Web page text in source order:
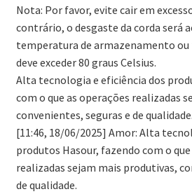
Nota: Por favor, evite cair em
contrário, o desgaste da corda será
temperatura de armazenamento
deve exceder 80 graus Celsius.
Alta tecnologia e eficiência dos
com o que as operações realizadas
convenientes, seguras e de qualidade.
[11:46, 18/06/2025] Amor: Alta
produtos Hasour, fazendo com o
realizadas sejam mais produtivas,
de qualidade.